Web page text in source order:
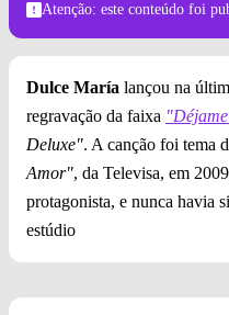
Atenção: este conteúdo foi
Dulce María lançou na
regravação da faixa
Deluxe". A canção foi tema
Amor", da Televisa, em
protagonista, e nunca havia
estúdio